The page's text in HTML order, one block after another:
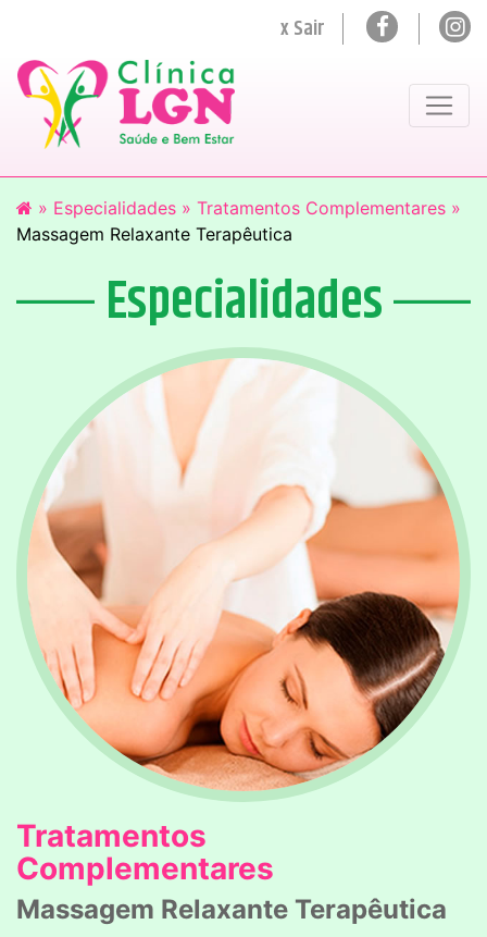
x Sair
» Especialidades » Tratamentos Complementares »
Massagem Relaxante Terapêutica
Especialidades
Tratamentos
Complementares
Massagem Relaxante Terapêutica